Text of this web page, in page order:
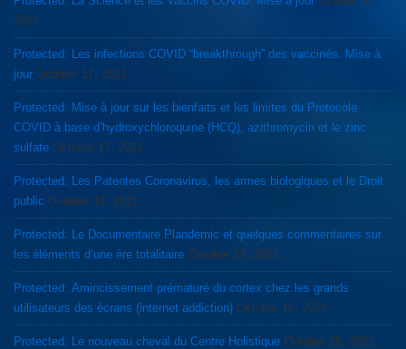
2021
Protected: Les infections COVID “breakthrough” des vaccinés. Mise à
jour October 17, 2021
Protected: Mise à jour sur les bienfaits et les limites du Protocole
COVID à base d’hydroxychloroquine (HCQ), azithromycin et le zinc
sulfate October 17, 2021
Protected: Les Patentes Coronavirus, les armes biologiques et le Droit
public October 17, 2021
Protected: Le Documentaire Plandemic et quelques commentaires sur
les éléments d’une ère totalitaire October 17, 2021
Protected: Amincissement prématuré du cortex chez les grands
utilisateurs des écrans (internet addiction) October 16, 2021
Protected: Le nouveau cheval du Centre Holistique October 15, 2021